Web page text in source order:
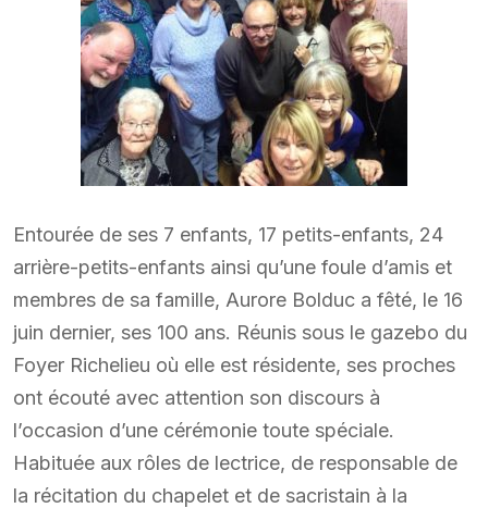
Entourée de ses 7 enfants, 17 petits-enfants, 24
arrière-petits-enfants ainsi qu’une foule d’amis et
membres de sa famille, Aurore Bolduc a fêté, le 16
juin dernier, ses 100 ans. Réunis sous le gazebo du
Foyer Richelieu où elle est résidente, ses proches
ont écouté avec attention son discours à
l’occasion d’une cérémonie toute spéciale.
Habituée aux rôles de lectrice, de responsable de
la récitation du chapelet et de sacristain à la